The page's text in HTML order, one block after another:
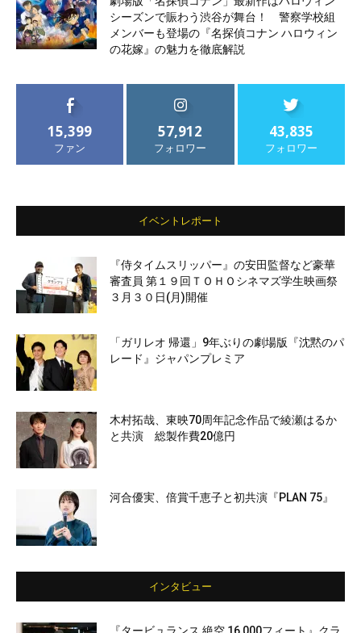
シーズンで賑わう渋谷が舞台！ 警察学校組
メンバーも登場の『名探偵コナン ハロウィン
の花嫁』の魅力を徹底解説
15,399
ファン
57,912
フォロワー
43,835
フォロワー
イベントレポート
『侍タイムスリッパー』の安田監督など豪華
審査員 第１９回ＴＯＨＯシネマズ学生映画祭
３月３０日(月)開催
「ガリレオ 帰還」9年ぶりの劇場版『沈黙のパ
レード』ジャパンプレミア
木村拓哉、東映70周年記念作品で綾瀬はるか
と共演 総製作費20億円
河合優実、倍賞千恵子と初共演『PLAN 75』
インタビュー